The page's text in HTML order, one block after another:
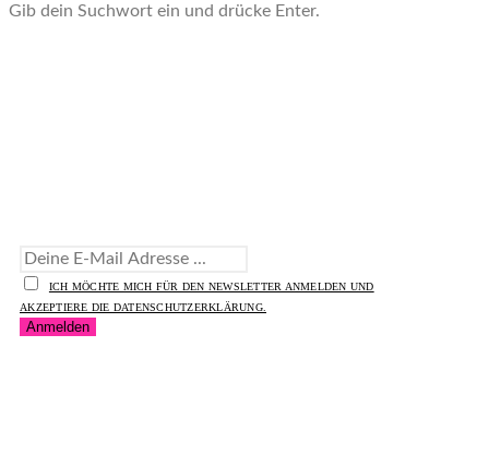
Gib dein Suchwort ein und drücke Enter.
ICH MÖCHTE MICH FÜR DEN NEWSLETTER ANMELDEN UND
AKZEPTIERE DIE DATENSCHUTZERKLÄRUNG.